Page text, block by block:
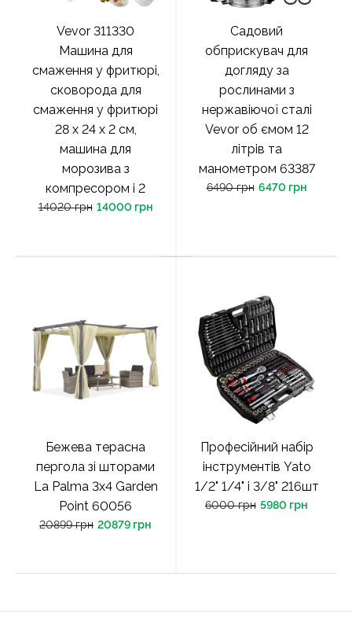
Vevor 311330
Машина для
смаження у фритюрі,
сковорода для
смаження у фритюрі
28 x 24 x 2 см,
машина для
морозива з
компресором і 2
14020 грн 14000 грн
Садовий
обприскувач для
догляду за
рослинами з
нержавіючої сталі
Vevor об ємом 12
літрів та
манометром 63387
6490 грн 6470 грн
Бежева терасна
пергола зі шторами
La Palma 3x4 Garden
Point 60056
20899 грн 20879 грн
Професійний набір
інструментів Yato
1/2" 1/4" i 3/8" 216шт
6000 грн 5980 грн